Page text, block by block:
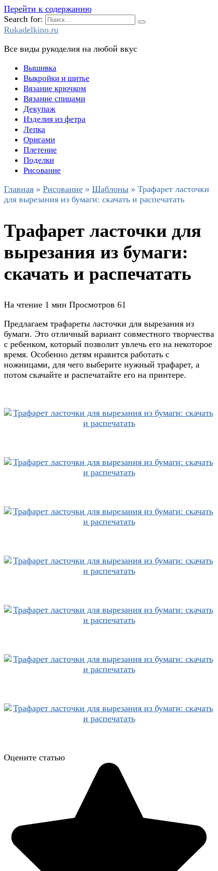
Перейти к содержанию
Search for:
Rukadelkino.ru
Все виды рукоделия на любой вкус
Вышивка
Выкройки и шитье
Вязание крючком
Вязание спицами
Декупаж
Изделия из фетра
Лепка
Оригами
Плетение
Поделки
Рисование
Главная » Рисование » Шаблоны » Трафарет ласточки
для вырезания из бумаги: скачать и распечатать
Трафарет ласточки для
вырезания из бумаги:
скачать и распечатать
На чтение 1 мин Просмотров 61
Предлагаем трафареты ласточки для вырезания из
бумаги. Это отличный вариант совместного творчества
с ребенком, который позволит увлечь его на некоторое
время. Особенно детям нравится работать с
ножницами, для чего выберите нужный трафарет, а
потом скачайте и распечатайте его на принтере.
Оцените статью